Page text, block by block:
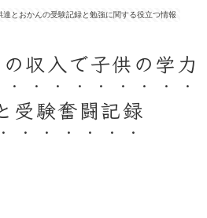
とおかんの受験記録と勉強に関する役立つ情報
収入で子供の学力
受験奮闘記録